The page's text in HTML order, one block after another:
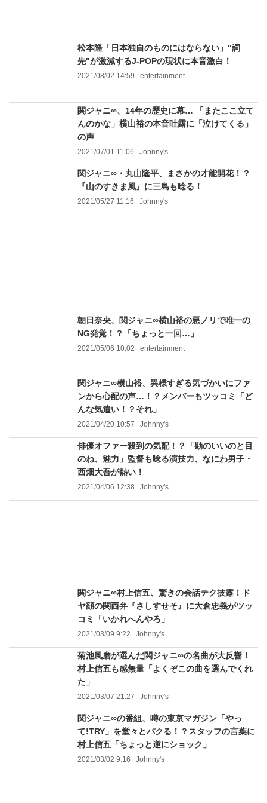
松本隆「日本独自のものにはならない」"詞
先"が激減するJ-POPの現状に本音激白！
2021/08/02 14:59 entertainment
関ジャニ∞、14年の歴史に幕… 「またここ立て
んのかな」横山裕の本音吐露に「泣けてくる」
の声
2021/07/01 11:06 Johnny's
関ジャニ∞・丸山隆平、まさかの才能開花！？
『山のすきま風』に三島も唸る！
2021/05/27 11:16 Johnny's
朝日奈央、関ジャニ∞横山裕の悪ノリで唯一の
NG発覚！？「ちょっと一回…」
2021/05/06 10:02 entertainment
関ジャニ∞横山裕、異様すぎる気づかいにファ
ンから心配の声…！？メンバーもツッコミ「ど
んな気遣い！？それ」
2021/04/20 10:57 Johnny's
俳優オファー殺到の気配！？「勘のいいのと目
のね、魅力」監督も唸る演技力、なにわ男子・
西畑大吾が熱い！
2021/04/06 12:38 Johnny's
関ジャニ∞村上信五、驚きの会話テク披露！ド
ヤ顔の関西弁『さしすせそ』に大倉忠義がツッ
コミ「いかれへんやろ」
2021/03/09 9:22 Johnny's
菊池風磨が選んだ関ジャニ∞の名曲が大反響！
村上信五も感無量「よくぞこの曲を選んでくれ
た」
2021/03/07 21:27 Johnny's
関ジャニ∞の番組、噂の東京マガジン「やっ
て!TRY」を堂々とパクる！？スタッフの言葉に
村上信五「ちょっと逆にショック」
2021/03/02 9:16 Johnny's